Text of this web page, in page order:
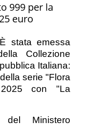
999 per la
euro
stata emessa
Collezione
Italiana:
serie "Flora
con "La
Ministero